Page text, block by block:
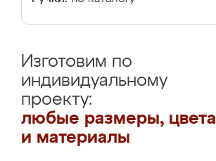
Изготовим по
индивидуальному
проекту:
любые размеры, цвета
и материалы